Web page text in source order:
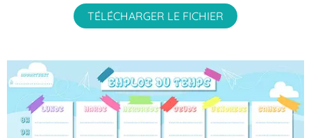
TÉLÉCHARGER LE FICHIER